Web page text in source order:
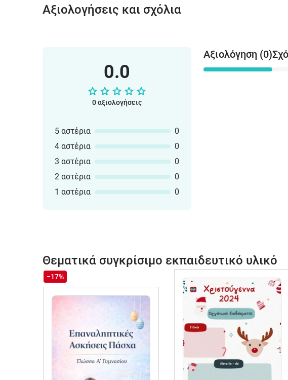
Αξιολογήσεις και σχόλια
0.0
0 αξιολογήσεις
5 αστέρια
0
4 αστέρια
0
3 αστέρια
0
2 αστέρια
0
1 αστέρια
0
Αξιολόγηση (0)
Θεματικά συγκρίσιμο εκπαιδευτικό υλικό
−17%